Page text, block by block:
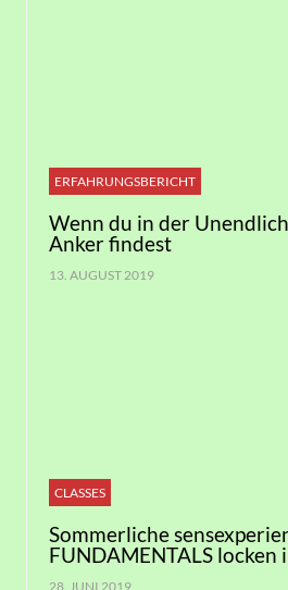
ERFAHRUNGSBERICHT
Wenn du in der
Anker findest
13. AUGUST 2019
CLASSES
Sommerliche
FUNDAMENTALS locken
28. JUNI 2019